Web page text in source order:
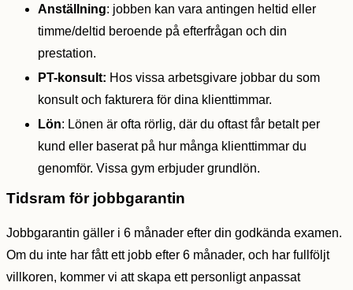
Anställning: jobben kan vara antingen heltid eller
timme/deltid beroende på efterfrågan och din
prestation.
PT-konsult: Hos vissa arbetsgivare jobbar du som
konsult och fakturera för dina klienttimmar.
Lön: Lönen är ofta rörlig, där du oftast får betalt per
kund eller baserat på hur många klienttimmar du
genomför. Vissa gym erbjuder grundlön.
Tidsram för jobbgarantin
Jobbgarantin gäller i 6 månader efter din godkända examen.
Om du inte har fått ett jobb efter 6 månader, och har fullföljt
villkoren, kommer vi att skapa ett personligt anpassat